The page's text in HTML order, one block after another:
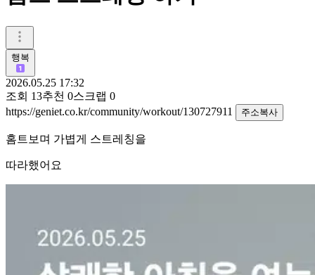
행복
2026.05.25 17:32
조회 13추천 0스크랩 0
https://geniet.co.kr/community/workout/130727911
주소복사
홈트보며 가볍게 스트레칭을
따라했어요